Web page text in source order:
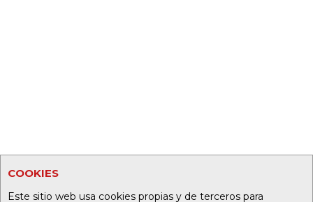
COOKIES
Este sitio web usa cookies propias y de terceros para